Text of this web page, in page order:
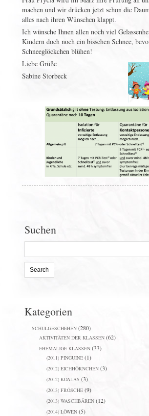
machen und wir drücken jetzt schon die
alles nach ihren Wünschen klappt.
Ich wünsche Ihnen allen noch viel
Kindern doch noch ein bisschen Schnee,
Schneeglöckchen blühen!
Liebe Grüße
Sabine Storbeck
Suchen
Kategorien
SCHULGESCHEHEN(280)
AKTIVITÄTEN DER KLASSEN(62)
EHEMALIGE KLASSEN(33)
(2011) PINGUINE(1)
(2012) EICHHÖRNCHEN(3)
(2012) KOALAS (3)
(2013) FRÖSCHE(9)
(2013) WASCHBÄREN(12)
(2014) LÖWEN(5)